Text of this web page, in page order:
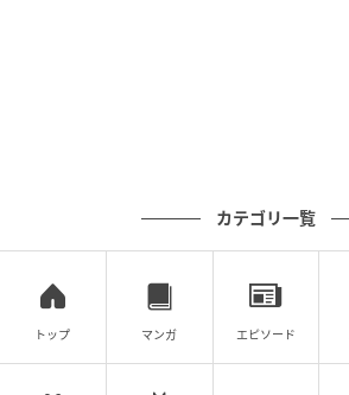
カテゴリ一覧
トップ マンガ エピソード